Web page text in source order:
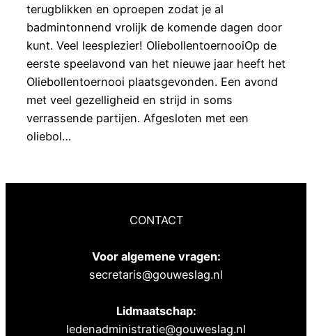
terugblikken en oproepen zodat je al
badmintonnend vrolijk de komende dagen door
kunt. Veel leesplezier! OliebollentoernooiOp de
eerste speelavond van het nieuwe jaar heeft het
Oliebollentoernooi plaatsgevonden. Een avond
met veel gezelligheid en strijd in soms
verrassende partijen. Afgesloten met een
oliebol…
CONTACT
Voor algemene vragen:
secretaris@gouweslag.nl
Lidmaatschap:
ledenadministratie@gouweslag.nl